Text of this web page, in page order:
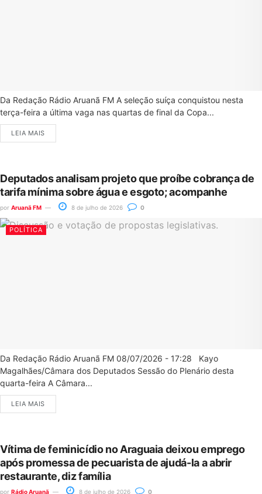
Da Redação Rádio Aruanã FM A seleção suíça conquistou nesta
terça-feira a última vaga nas quartas de final da Copa...
LEIA MAIS
Deputados analisam projeto que proíbe cobrança de
tarifa mínima sobre água e esgoto; acompanhe
por Aruanã FM 8 de julho de 2026 0
POLÍTICA
Da Redação Rádio Aruanã FM 08/07/2026 - 17:28 Kayo
Magalhães/Câmara dos Deputados Sessão do Plenário desta
quarta-feira A Câmara...
LEIA MAIS
Vítima de feminicídio no Araguaia deixou emprego
após promessa de pecuarista de ajudá-la a abrir
restaurante, diz família
por Rádio Aruanã 8 de julho de 2026 0